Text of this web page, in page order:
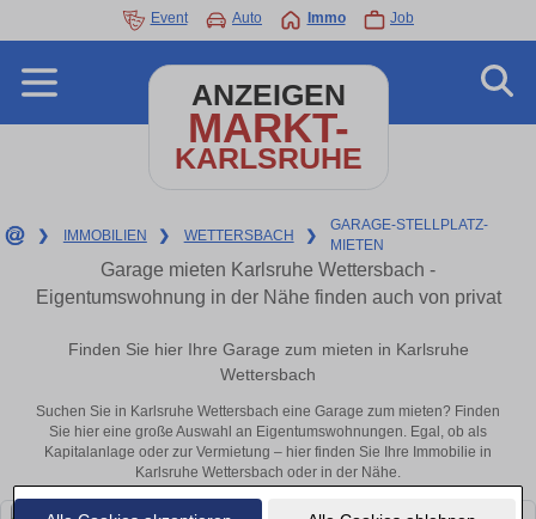
Event Auto Immo Job
ANZEIGEN
MARKT-
KARLSRUHE
❯ IMMOBILIEN ❯ WETTERSBACH ❯
GARAGE-STELLPLATZ-
MIETEN
Garage mieten Karlsruhe Wettersbach -
Eigentumswohnung in der Nähe finden auch von privat
Finden Sie hier Ihre Garage zum mieten in Karlsruhe
Wettersbach
Suchen Sie in Karlsruhe Wettersbach eine Garage zum mieten? Finden
Sie hier eine große Auswahl an Eigentumswohnungen. Egal, ob als
Kapitalanlage oder zur Vermietung – hier finden Sie Ihre Immobilie in
Karlsruhe Wettersbach oder in der Nähe.